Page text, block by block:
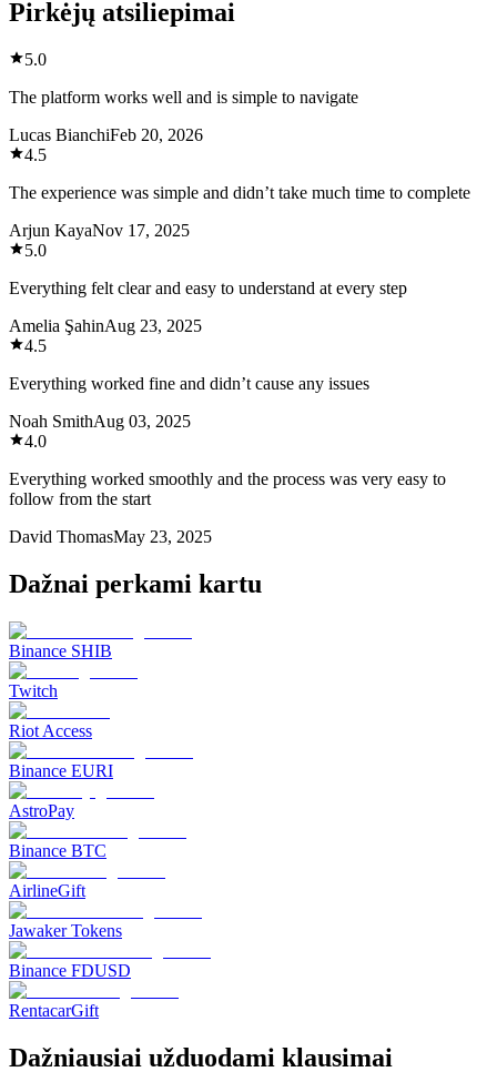
Pirkėjų atsiliepimai
5.0
The platform works well and is simple to navigate
Lucas BianchiFeb 20, 2026
4.5
The experience was simple and didn’t take much time to complete
Arjun KayaNov 17, 2025
5.0
Everything felt clear and easy to understand at every step
Amelia ŞahinAug 23, 2025
4.5
Everything worked fine and didn’t cause any issues
Noah SmithAug 03, 2025
4.0
Everything worked smoothly and the process was very easy to
follow from the start
David ThomasMay 23, 2025
Dažnai perkami kartu
Binance SHIB
Twitch
Riot Access
Binance EURI
AstroPay
Binance BTC
AirlineGift
Jawaker Tokens
Binance FDUSD
RentacarGift
Dažniausiai užduodami klausimai